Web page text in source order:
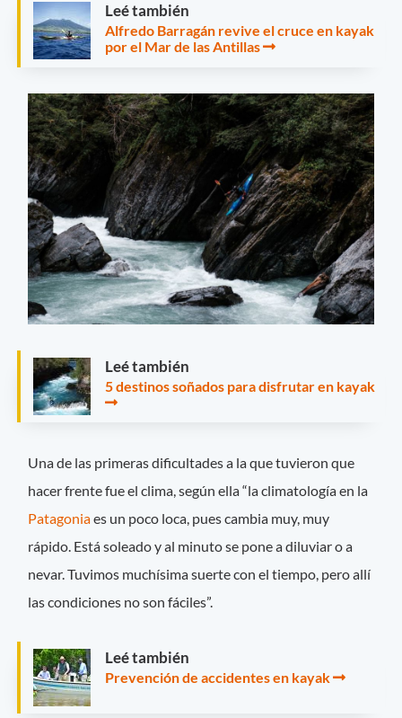
Leé también
Alfredo Barragán revive el cruce en kayak
por el Mar de las Antillas
Leé también
5 destinos soñados para disfrutar en kayak
Una de las primeras dificultades a la que tuvieron que
hacer frente fue el clima, según ella “la climatología en la
Patagoniaes un poco loca, pues cambia muy, muy
rápido. Está soleado y al minuto se pone a diluviar o a
nevar. Tuvimos muchísima suerte con el tiempo, pero allí
las condiciones no son fáciles”.
Leé también
Prevención de accidentes en kayak